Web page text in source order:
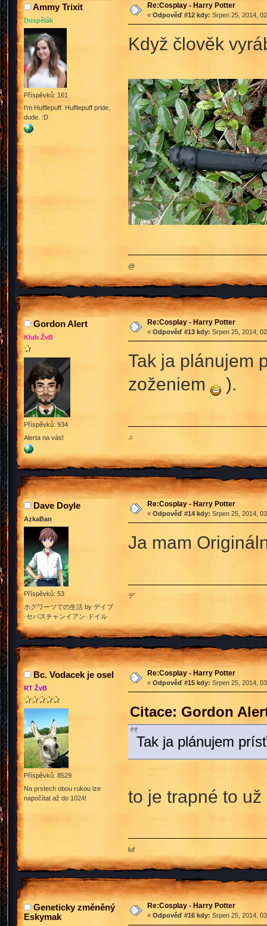
Ammy Trixit
Dospělák
Příspěvků: 161
I'm Hufflepuff. Hufflepuff pride,
dude. :D
Re:Cosplay - Harry Potter
« Odpověď #12 kdy: Srpen 25, 2014,
Když člověk
@
Gordon Alert
Klub ŽvB
Příspěvků: 934
Alerta na vás!
Re:Cosplay - Harry Potter
« Odpověď #13 kdy: Srpen 25, 2014,
Tak ja plánujem
zoženiem
).
♫
Dave Doyle
AzkaBan
Příspěvků: 53
ホグワーツでの生活 by デイブ
·セバスチャンイアン·ドイル
Re:Cosplay - Harry Potter
« Odpověď #14 kdy: Srpen 25, 2014,
Ja mam
デ
Bc. Vodacek je osel
RT ŽvB
Příspěvků: 8529
Na prstech obou rukou lze
napočítat až do 1024!
Re:Cosplay - Harry Potter
« Odpověď #15 kdy: Srpen 25, 2014,
Citace: Gordon
Tak ja plánujem
to je trapné to
luf
Geneticky změněný
Eskymak
Re:Cosplay - Harry Potter
« Odpověď #16 kdy: Srpen 25, 2014,